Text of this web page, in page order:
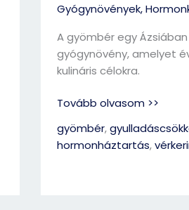
Gyógynövények,
A gyömbér egy
gyógynövény, amelyet
kulináris célokra.
Tovább olvasom >>
gyömbér,
hormonháztartás,